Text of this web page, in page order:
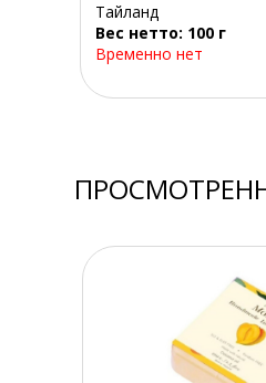
Тайланд
Вес нетто: 100 г
Временно нет